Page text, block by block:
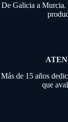
De Galicia a
Más de 15 años
que